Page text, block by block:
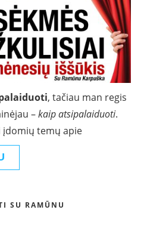
, tačiau man regis
–kaip atsipalaiduoti.
įdomių temų apie
SU RAMŪNU